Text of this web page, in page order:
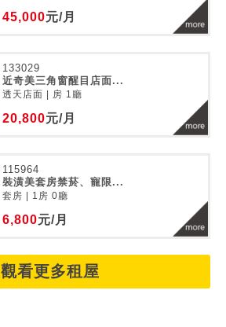
45,000元/月
133029
近奇美三角窗醒目店面...
透天店面 | 房 1廳
20,800元/月
115964
裝潢美套房禁菸、寵限...
套房 | 1房 0廳
6,800元/月
觀看更多租屋